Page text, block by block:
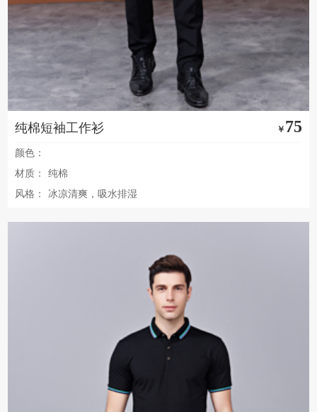
纯棉短袖工作衫 ￥ 75
颜色：
材质：
纯棉
风格：
冰凉清爽，吸水排湿